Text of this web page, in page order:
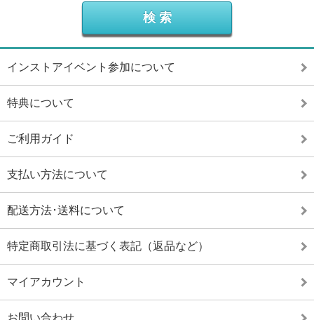
インストアイベント参加について
特典について
ご利用ガイド
支払い方法について
配送方法･送料について
特定商取引法に基づく表記（返品など）
マイアカウント
お問い合わせ